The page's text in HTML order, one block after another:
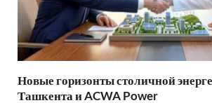
Новые горизонты столичной
Ташкента и ACWA Power